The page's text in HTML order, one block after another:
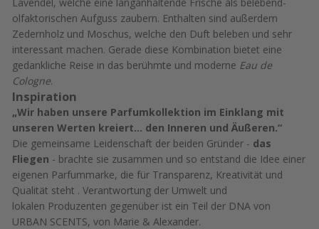
Lavendel, welche eine langanhaltende Frische als belebend-
olfaktorischen Aufguss zaubern. Enthalten sind außerdem
Zedernholz und Moschus, welche den Duft beleben und sehr
interessant machen. Gerade diese Kombination bietet eine
gedankliche Reise in das berühmte und moderne Eau de
Cologne.
Inspiration
„Wir haben unsere Parfumkollektion im Einklang mit
unseren Werten kreiert... den Inneren und Äußeren.“
Die gemeinsame Leidenschaft der beiden Gründer - das
Fliegen - brachte sie zusammen und so entstand die Idee einer
eigenen Parfummarke, die für Transparenz, Kreativität und
Qualität steht . Verantwortung der Umwelt und
lokalen Produzenten gegenüber ist ein Teil der DNA von
URBAN SCENTS, von Marie & Alexander.